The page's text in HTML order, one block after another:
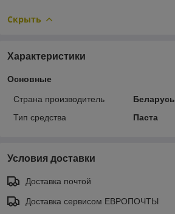
Скрыть
Характеристики
Основные
Страна производитель
Беларусь
Тип средства
Паста
Условия доставки
Доставка почтой
Доставка сервисом ЕВРОПОЧТЫ